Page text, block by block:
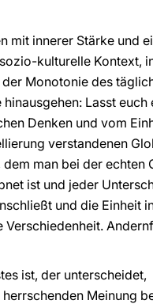
mit innerer Stärke und
kulturelle Kontext,
Monotonie des
Lasst
Denken und vom
verstandenen
man bei der echten
ist und jeder
und die Einheit
ist, der
Meinung